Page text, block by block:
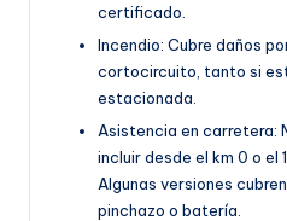
certificado.
Incendio: Cubre daños
cortocircuito, tanto si
estacionada.
Asistencia en carretera:
incluir desde el km 0 o el
Algunas versiones
pinchazo o batería.